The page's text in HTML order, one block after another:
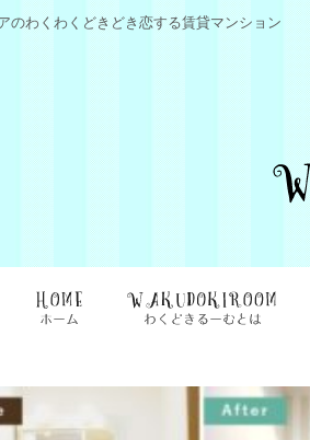
のわくわくどきどき恋する賃貸マンション